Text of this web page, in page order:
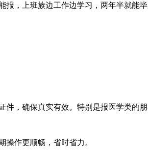
，上班族边工作边学习，两年半就能
，确保真实有效。特别是报医学类的
作更顺畅，省时省力。